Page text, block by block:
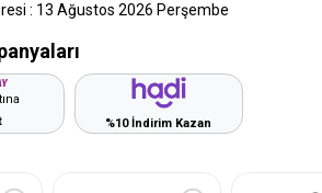
: 13 Ağustos 2026 Perşembe
%10 İndirim Kazan